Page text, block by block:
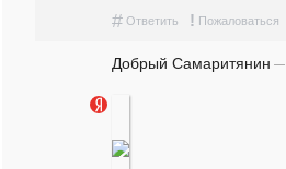
# Ответить ! Пожаловаться
Добрый Самаритянин —